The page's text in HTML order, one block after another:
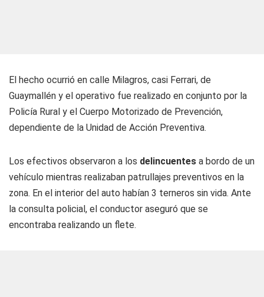
El hecho ocurrió en calle Milagros, casi Ferrari, de
Guaymallén y el operativo fue realizado en conjunto por la
Policía Rural y el Cuerpo Motorizado de Prevención,
dependiente de la Unidad de Acción Preventiva.
Los efectivos observaron a los delincuentes a bordo de un
vehículo mientras realizaban patrullajes preventivos en la
zona. En el interior del auto habían 3 terneros sin vida. Ante
la consulta policial, el conductor aseguró que se
encontraba realizando un flete.